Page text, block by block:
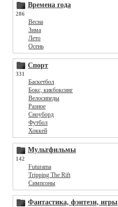
Времена года
286
Весна
Зима
Лето
Осень
Спорт
331
Баскетбол
Бокс, кикбоксинг
Велосипеды
Разное
Сноуборд
Футбол
Хоккей
Мультфильмы
142
Futurama
Tripping The Rift
Симпсоны
Фантастика, фэнтези, игры